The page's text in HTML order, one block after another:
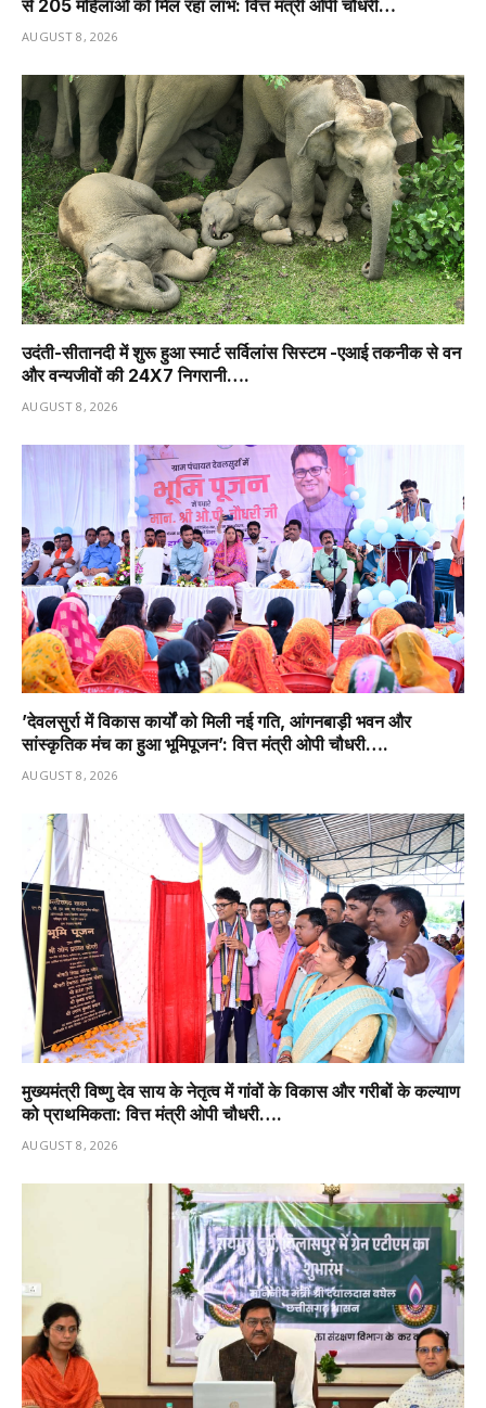
से 205 महिलाओं को मिल रहा लाभ: वित्त मंत्री ओपी चौधरी…
AUGUST 8, 2026
उदंती-सीतानदी में शुरू हुआ स्मार्ट सर्विलांस सिस्टम -एआई तकनीक से वन
और वन्यजीवों की 24X7 निगरानी….
AUGUST 8, 2026
’देवलसुर्रा में विकास कार्यों को मिली नई गति, आंगनबाड़ी भवन और
सांस्कृतिक मंच का हुआ भूमिपूजन’: वित्त मंत्री ओपी चौधरी….
AUGUST 8, 2026
मुख्यमंत्री विष्णु देव साय के नेतृत्व में गांवों के विकास और गरीबों के कल्याण
को प्राथमिकता: वित्त मंत्री ओपी चौधरी….
AUGUST 8, 2026